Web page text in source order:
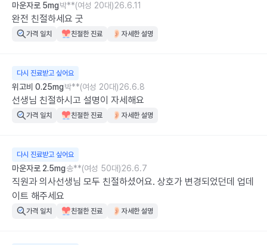
마운자로 5mg박**(여성 20대)26.6.11
완전 친절하세요 굿
가격 일치 친절한 진료 자세한 설명
다시 진료받고 싶어요
위고비 0.25mg박**(여성 20대)26.6.8
선생님 친절하시고 설명이 자세해요
가격 일치 친절한 진료 자세한 설명
다시 진료받고 싶어요
마운자로 2.5mg송**(여성 50대)26.6.7
직원과 의사선생님 모두 친절하셨어요. 상호가 변경되었던데 업데
이트 해주세요
가격 일치 친절한 진료 자세한 설명